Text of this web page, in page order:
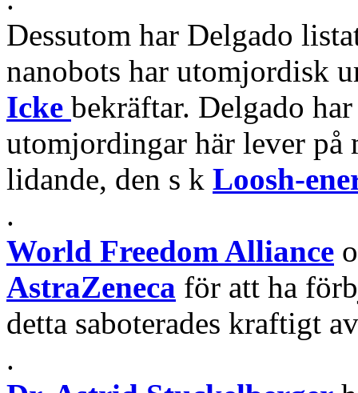
Dessutom har Delgado
nanobots har utomjordisk
Icke bekräftar. Delgado
utomjordingar här lever på
lidande, den s k Loosh-
.
World Freedom Alliance
AstraZeneca för att ha
detta saboterades kraftigt
.